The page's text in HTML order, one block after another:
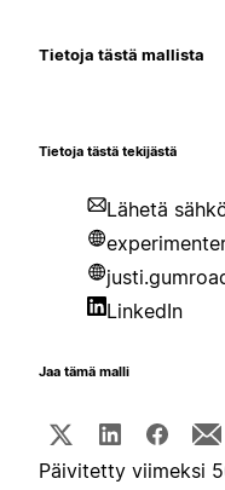
Tietoja tästä mallista
Tietoja tästä tekijästä
Lähetä
LinkedIn
Jaa tämä malli
Päivitetty viimeksi